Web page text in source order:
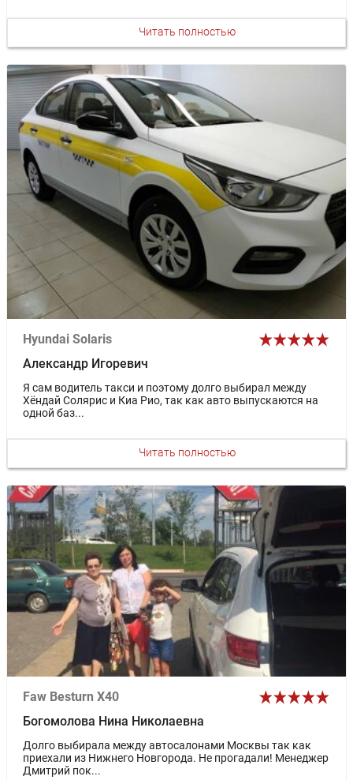
Читать полностью
Hyundai Solaris
Александр Игоревич
Я сам водитель такси и поэтому долго выбирал между
Хёндай Солярис и Киа Рио, так как авто выпускаются на
одной баз...
Читать полностью
Faw Besturn X40
Богомолова Нина Николаевна
Долго выбирала между автосалонами Москвы так как
приехали из Нижнего Новгорода. Не прогадали! Менеджер
Дмитрий пок...